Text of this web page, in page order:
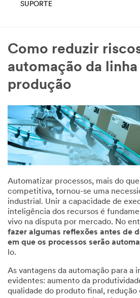
SUPORTE
Como reduzir
automação da linha
produção
Automatizar processos, mais do
competitiva, tornou-se uma
industrial. Unir a capacidade de
inteligência dos recursos é
vivo na disputa por mercado. No
fazer algumas reflexões antes de
em que os processos serão
lo.
As vantagens da automação para a
evidentes: aumento da
qualidade do produto final, redução